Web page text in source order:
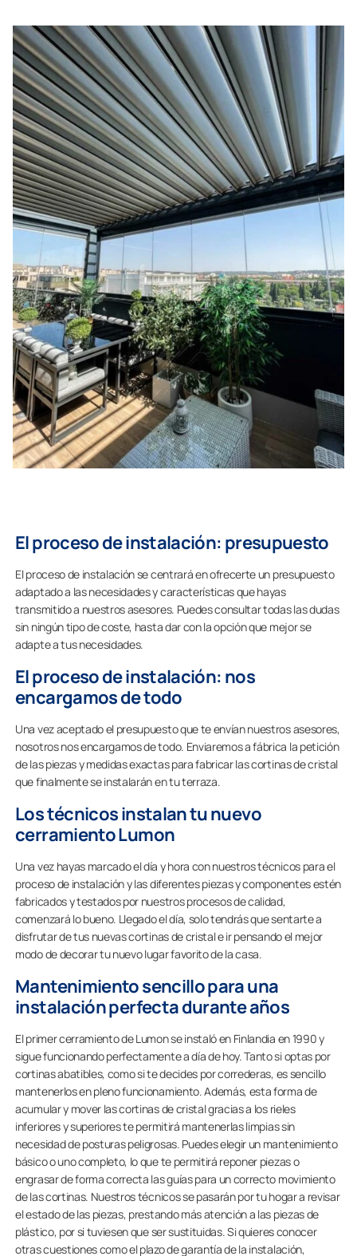
El proceso de instalación: presupuesto
El proceso de instalación se centrará en ofrecerte un presupuesto
adaptado a las necesidades y características que hayas
transmitido a nuestros asesores. Puedes consultar todas las dudas
sin ningún tipo de coste, hasta dar con la opción que mejor se
adapte a tus necesidades.
El proceso de instalación: nos
encargamos de todo
Una vez aceptado el presupuesto que te envían nuestros asesores,
nosotros nos encargamos de todo. Enviaremos a fábrica la petición
de las piezas y medidas exactas para fabricar las cortinas de cristal
que finalmente se instalarán en tu terraza.
Los técnicos instalan tu nuevo
cerramiento Lumon
Una vez hayas marcado el día y hora con nuestros técnicos para el
proceso de instalación y las diferentes piezas y componentes estén
fabricados y testados por nuestros procesos de calidad,
comenzará lo bueno. Llegado el día, solo tendrás que sentarte a
disfrutar de tus nuevas cortinas de cristal e ir pensando el mejor
modo de decorar tu nuevo lugar favorito de la casa.
Mantenimiento sencillo para una
instalación perfecta durante años
El primer cerramiento de Lumon se instaló en Finlandia en 1990 y
sigue funcionando perfectamente a día de hoy. Tanto si optas por
cortinas abatibles, como si te decides por correderas, es sencillo
mantenerlos en pleno funcionamiento. Además, esta forma de
acumular y mover las cortinas de cristal gracias a los rieles
inferiores y superiores te permitirá mantenerlas limpias sin
necesidad de posturas peligrosas. Puedes elegir un mantenimiento
básico o uno completo, lo que te permitirá reponer piezas o
engrasar de forma correcta las guías para un correcto movimiento
de las cortinas. Nuestros técnicos se pasarán por tu hogar a revisar
el estado de las piezas, prestando más atención a las piezas de
plástico, por si tuviesen que ser sustituidas. Si quieres conocer
otras cuestiones como el plazo de garantía de la instalación,